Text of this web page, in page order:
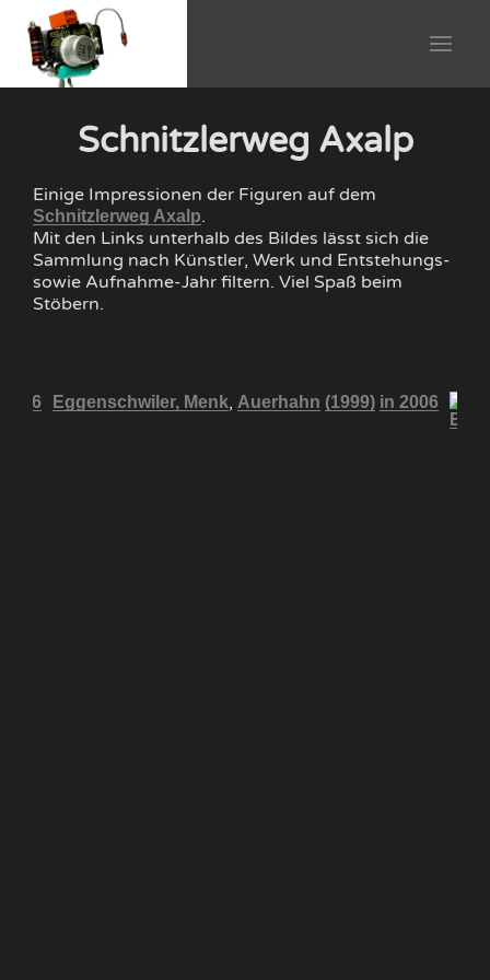
Schnitzlerweg Axalp
Einige Impressionen der Figuren auf dem
Schnitzlerweg Axalp.
Mit den Links unterhalb des Bildes lässt sich die
Sammlung nach Künstler, Werk und Entstehungs-
sowie Aufnahme-Jahr filtern. Viel Spaß beim
Stöbern.
Eggenschwiler, Menk, Auerhahn (1999) in 2006